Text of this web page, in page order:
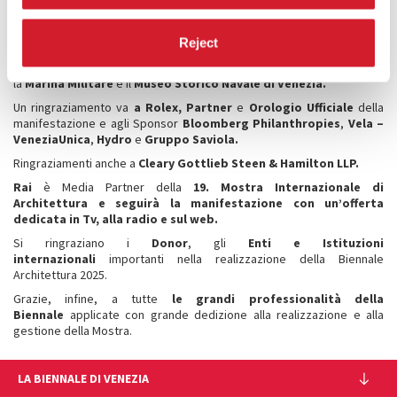
Reject
Si ringrazia ilMinistero della Cultura, leIstituzioni del
che in vario modo sostengono La Biennale, la
Regione del Veneto, laSoprintendenza Archeologia,
belle arti e paesaggio per il Comune di Venezia e Laguna
laMarina Militaree ilMuseo Storico Navale di Venezia.
Un ringraziamento va a Rolex, Partnere Orologio Ufficiale della
manifestazione e agli Sponsor Bloomberg Philanthropies, Vela –
VeneziaUnica, Hydro e Gruppo Saviola.
Ringraziamenti anche a Cleary Gottlieb Steen & Hamilton LLP.
Rai è Media Partner della 19. Mostra Internazionale di
Architettura e seguirà la manifestazione con un’offerta
dedicata in Tv, alla radio e sul web​.
Si ringraziano i Donor, gli Enti e Istituzioni
internazionali importanti nella realizzazione della Biennale
Architettura 2025.
Grazie, infine, a tutte le grandi professionalità della
Biennale applicate con grande dedizione alla realizzazione e alla
gestione della Mostra.
LA BIENNALE DI VENEZIA